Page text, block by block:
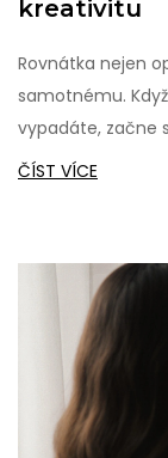
kreativitu
Rovnátka nejen
samotnému.
vypadáte, začne
sebevědomí
ČÍST VÍCE